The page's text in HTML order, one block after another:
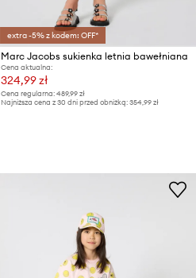
extra -5% z kodem: OFF*
Marc Jacobs sukienka letnia bawełniana
Cena aktualna:
324,99 zł
Cena regularna: 489,99 zł
Najniższa cena z 30 dni przed obniżką: 354,99 zł